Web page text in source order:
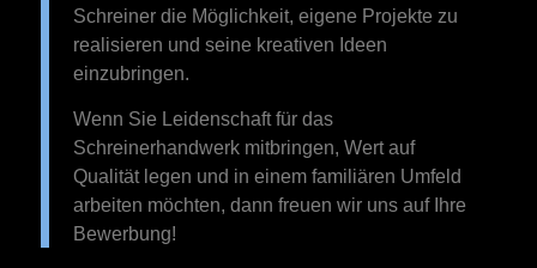
Schreiner die Möglichkeit, eigene Projekte zu
realisieren und seine kreativen Ideen
einzubringen.
Wenn Sie Leidenschaft für das
Schreinerhandwerk mitbringen, Wert auf
Qualität legen und in einem familiären Umfeld
arbeiten möchten, dann freuen wir uns auf Ihre
Bewerbung!